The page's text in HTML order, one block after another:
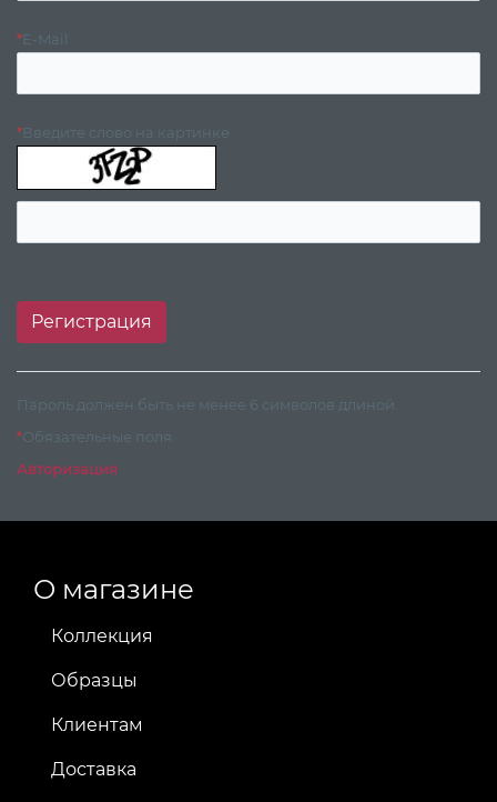
*E-Mail
*Введите слово на картинке
Пароль должен быть не менее 6 символов длиной.
*Обязательные поля.
Авторизация
О магазине
Коллекция
Образцы
Клиентам
Доставка